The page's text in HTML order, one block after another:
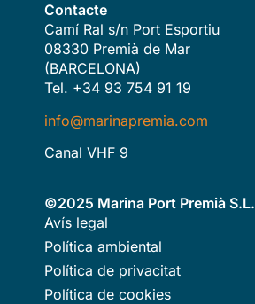
Contacte
Camí Ral s/n Port Esportiu
08330 Premià de Mar
(BARCELONA)
Tel. +34 93 754 91 19
info@marinapremia.com
Canal VHF 9
©2025 Marina Port Premià S.L.
Avís legal
Política ambiental
Política de privacitat
Política de cookies